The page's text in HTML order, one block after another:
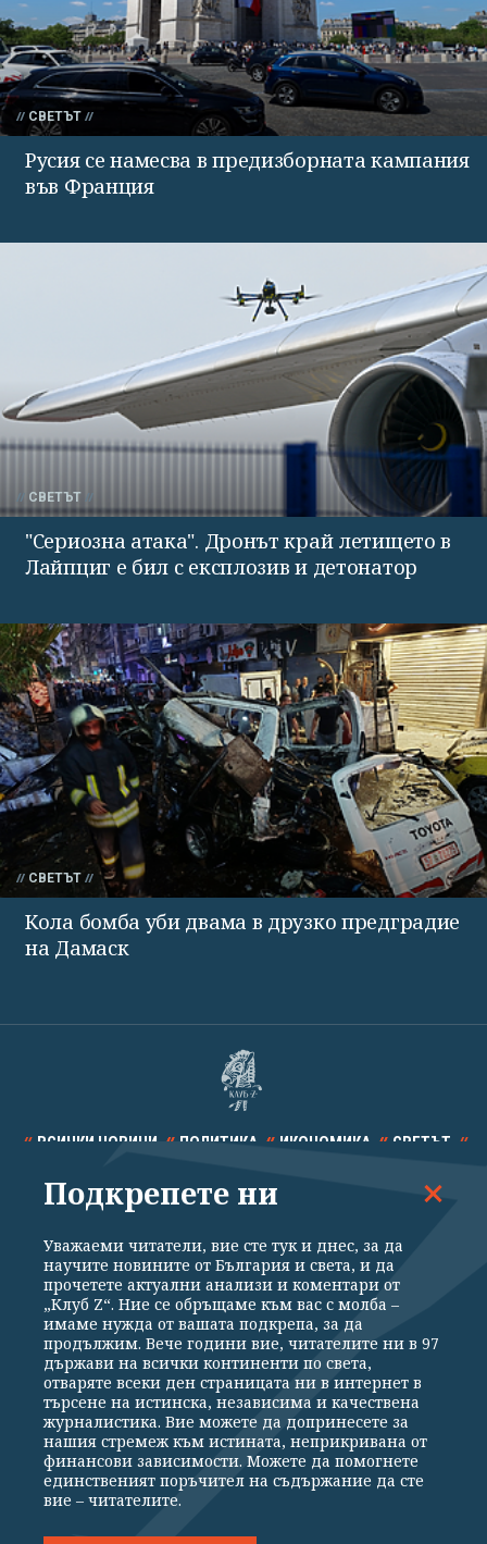
СВЕТЪТ
Русия се намесва в предизборната кампания
във Франция
СВЕТЪТ
"Сериозна атака". Дронът край летището в
Лайпциг е бил с експлозив и детонатор
СВЕТЪТ
Кола бомба уби двама в друзко предградие
на Дамаск
ВСИЧКИ НОВИНИ ПОЛИТИКА ИКОНОМИКА СВЕТЪТ
СПОРТ КУЛТУРА ТЕХНОЛОГИИ КАЛЕЙДОСКОП
Общи условия
Политика за поверителност
Реклама
Партньори Контакти
За Клуб Z
Екип
Подкрепете ни
Издател на www.clubz.bg е „Клуб Зебра Медия“ ЕООД, София, ул. "Алеко
Константинов" 3. Всички права запазени 2026 „Клуб Зебра Медия“
Препечатването на материали, снимки и видео от www.clubz.bg без
Подкрепете ни
Уважаеми читатели, вие сте тук и днес, за да
научите новините от България и света, и да
прочетете актуални анализи и коментари от
„Клуб Z“. Ние се обръщаме към вас с молба –
имаме нужда от вашата подкрепа, за да
продължим. Вече години вие, читателите ни в 97
държави на всички континенти по света,
отваряте всеки ден страницата ни в интернет в
търсене на истинска, независима и качествена
журналистика. Вие можете да допринесете за
нашия стремеж към истината, неприкривана от
финансови зависимости. Можете да помогнете
единственият поръчител на съдържание да сте
вие – читателите.